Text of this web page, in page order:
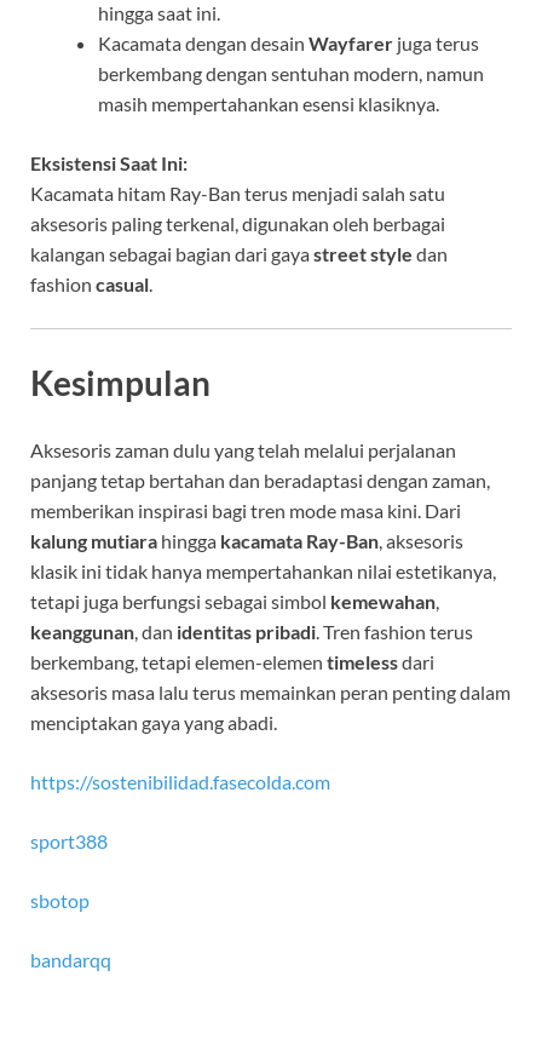
hingga saat ini.
Kacamata dengan desain Wayfarer juga terus
berkembang dengan sentuhan modern, namun
masih mempertahankan esensi klasiknya.
Eksistensi Saat Ini:
Kacamata hitam Ray-Ban terus menjadi salah satu
aksesoris paling terkenal, digunakan oleh berbagai
kalangan sebagai bagian dari gayastreet style dan
fashion casual.
Kesimpulan
Aksesoris zaman dulu yang telah melalui perjalanan
panjang tetap bertahan dan beradaptasi dengan zaman,
memberikan inspirasi bagi tren mode masa kini. Dari
kalung mutiara hingga kacamata Ray-Ban , aksesoris
klasik ini tidak hanya mempertahankan nilai estetikanya,
tetapi juga berfungsi sebagai simbol kemewahan
keanggunan , dan identitas pribadi . Tren fashion terus
berkembang, tetapi elemen-elemen timelessdari
aksesoris masa lalu terus memainkan peran penting dalam
menciptakan gaya yang abadi.
https://sostenibilidad.fasecolda.com
sport388
sbotop
bandarqq